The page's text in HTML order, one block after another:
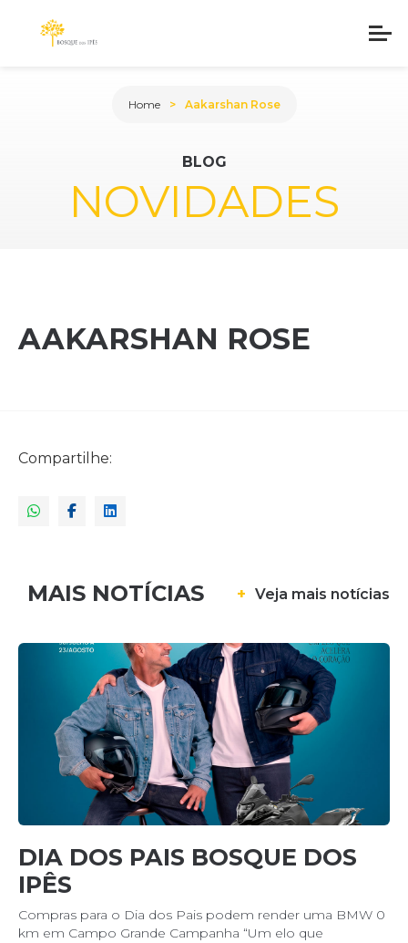
BLOG
NOVIDADES
Home Aakarshan Rose
AAKARSHAN ROSE
Compartilhe:
MAIS NOTÍCIAS + Veja mais notícias
DIA DOS PAIS BOSQUE DOS
IPÊS
Compras para o Dia dos Pais podem render uma BMW 0
km em Campo Grande Campanha “Um elo que